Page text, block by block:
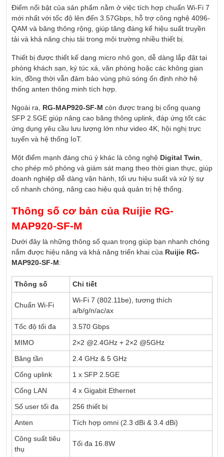
Điểm nổi bật của sản phẩm nằm ở việc tích hợp chuẩn Wi-Fi 7
mới nhất với tốc độ lên đến 3.57Gbps, hỗ trợ công nghệ 4096-
QAM và băng thông rộng, giúp tăng đáng kể hiệu suất truyền
tải và khả năng chịu tải trong môi trường nhiều thiết bị.
Thiết bị được thiết kế dạng micro nhỏ gọn, dễ dàng lắp đặt tại
phòng khách sạn, ký túc xá, văn phòng hoặc các không gian
kín, đồng thời vẫn đảm bảo vùng phủ sóng ổn định nhờ hệ
thống anten thông minh tích hợp.
Ngoài ra, RG-MAP920-SF-M còn được trang bị cổng quang
SFP 2.5GE giúp nâng cao băng thông uplink, đáp ứng tốt các
ứng dụng yêu cầu lưu lượng lớn như video 4K, hội nghị trực
tuyến và hệ thống IoT.
Một điểm mạnh đáng chú ý khác là công nghệ Digital Twin,
cho phép mô phỏng và giám sát mạng theo thời gian thực, giúp
doanh nghiệp dễ dàng vận hành, tối ưu hiệu suất và xử lý sự
cố nhanh chóng, nâng cao hiệu quả quản trị hệ thống.
Thông số cơ bản của Ruijie RG-
MAP920-SF-M
Dưới đây là những thông số quan trọng giúp bạn nhanh chóng
nắm được hiệu năng và khả năng triển khai của Ruijie RG-
MAP920-SF-M:
Thông số Chi tiết
Chuẩn Wi-Fi
Wi-Fi 7 (802.11be), tương thích
a/b/g/n/ac/ax
Tốc độ tối đa
3.570 Gbps
MIMO
2×2 @2.4GHz + 2×2 @5GHz
Băng tần
2.4 GHz & 5 GHz
Cổng uplink
1 x SFP 2.5GE
Cổng LAN
4 x Gigabit Ethernet
Số user tối đa
256 thiết bị
Anten
Tích hợp omni (2.3 dBi & 3.4 dBi)
Công suất tiêu
thụ
Tối đa 16.8W